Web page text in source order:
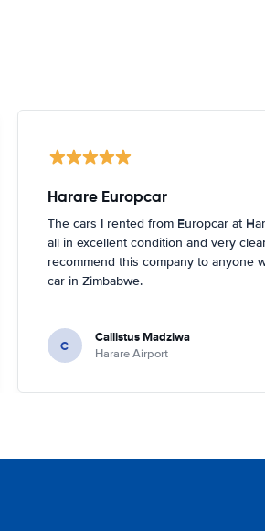
Harare Europcar
The cars I rented from Europcar at
all in excellent condition and very
recommend this company to anyone
car in Zimbabwe.
C Callistus Madziwa
Harare Airport